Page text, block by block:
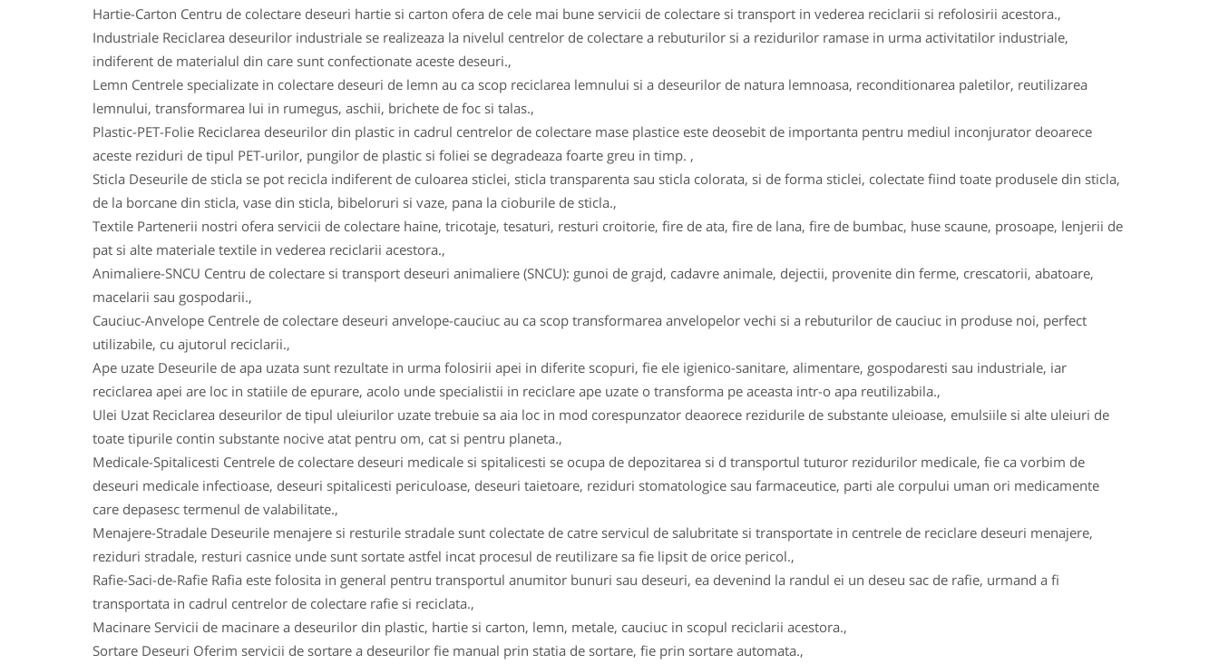
Hartie-Carton Centru de colectare deseuri hartie si carton ofera de cele mai bune servicii de colectare si transport in vederea reciclarii si refolosirii acestora.,
Industriale Reciclarea deseurilor industriale se realizeaza la nivelul centrelor de colectare a rebuturilor si a rezidurilor ramase in urma activitatilor industriale,
indiferent de materialul din care sunt confectionate aceste deseuri.,
Lemn Centrele specializate in colectare deseuri de lemn au ca scop reciclarea lemnului si a deseurilor de natura lemnoasa, reconditionarea paletilor, reutilizarea
lemnului, transformarea lui in rumegus, aschii, brichete de foc si talas.,
Plastic-PET-Folie Reciclarea deseurilor din plastic in cadrul centrelor de colectare mase plastice este deosebit de importanta pentru mediul inconjurator deoarece
aceste reziduri de tipul PET-urilor, pungilor de plastic si foliei se degradeaza foarte greu in timp. ,
Sticla Deseurile de sticla se pot recicla indiferent de culoarea sticlei, sticla transparenta sau sticla colorata, si de forma sticlei, colectate fiind toate produsele din sticla,
de la borcane din sticla, vase din sticla, bibeloruri si vaze, pana la cioburile de sticla.,
Textile Partenerii nostri ofera servicii de colectare haine, tricotaje, tesaturi, resturi croitorie, fire de ata, fire de lana, fire de bumbac, huse scaune, prosoape, lenjerii de
pat si alte materiale textile in vederea reciclarii acestora.,
Animaliere-SNCU Centru de colectare si transport deseuri animaliere (SNCU): gunoi de grajd, cadavre animale, dejectii, provenite din ferme, crescatorii, abatoare,
macelarii sau gospodarii.,
Cauciuc-Anvelope Centrele de colectare deseuri anvelope-cauciuc au ca scop transformarea anvelopelor vechi si a rebuturilor de cauciuc in produse noi, perfect
utilizabile, cu ajutorul reciclarii.,
Ape uzate Deseurile de apa uzata sunt rezultate in urma folosirii apei in diferite scopuri, fie ele igienico-sanitare, alimentare, gospodaresti sau industriale, iar
reciclarea apei are loc in statiile de epurare, acolo unde specialistii in reciclare ape uzate o transforma pe aceasta intr-o apa reutilizabila.,
Ulei Uzat Reciclarea deseurilor de tipul uleiurilor uzate trebuie sa aia loc in mod corespunzator deaorece rezidurile de substante uleioase, emulsiile si alte uleiuri de
toate tipurile contin substante nocive atat pentru om, cat si pentru planeta.,
Medicale-Spitalicesti Centrele de colectare deseuri medicale si spitalicesti se ocupa de depozitarea si d transportul tuturor rezidurilor medicale, fie ca vorbim de
deseuri medicale infectioase, deseuri spitalicesti periculoase, deseuri taietoare, reziduri stomatologice sau farmaceutice, parti ale corpului uman ori medicamente
care depasesc termenul de valabilitate.,
Menajere-Stradale Deseurile menajere si resturile stradale sunt colectate de catre servicul de salubritate si transportate in centrele de reciclare deseuri menajere,
reziduri stradale, resturi casnice unde sunt sortate astfel incat procesul de reutilizare sa fie lipsit de orice pericol.,
Rafie-Saci-de-Rafie Rafia este folosita in general pentru transportul anumitor bunuri sau deseuri, ea devenind la randul ei un deseu sac de rafie, urmand a fi
transportata in cadrul centrelor de colectare rafie si reciclata.,
Macinare Servicii de macinare a deseurilor din plastic, hartie si carton, lemn, metale, cauciuc in scopul reciclarii acestora.,
Sortare Deseuri Oferim servicii de sortare a deseurilor fie manual prin statia de sortare, fie prin sortare automata.,